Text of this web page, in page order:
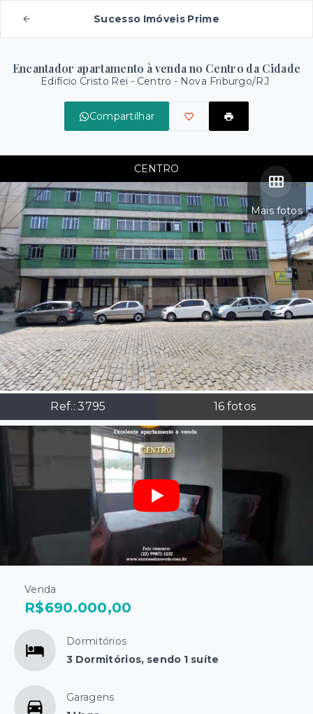
Sucesso Imóveis Prime
Encantador apartamento à venda no Centro da Cidade
Edifício Cristo Rei - Centro - Nova Friburgo/RJ
Compartilhar
Mais fotos
Ref.:3795 16 fotos
CENTRO
Venda
R$690.000,00
Dormitórios
3 Dormitórios, sendo 1 suíte
Garagens